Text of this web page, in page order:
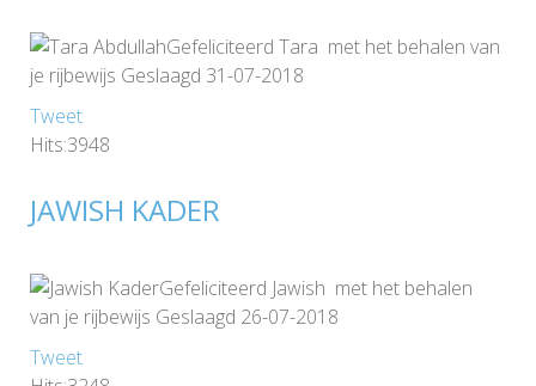
Gefeliciteerd Tara met het behalen van
je rijbewijs Geslaagd 31-07-2018
Tweet
Hits:3948
JAWISH KADER
Gefeliciteerd Jawish met het behalen
van je rijbewijs Geslaagd 26-07-2018
Tweet